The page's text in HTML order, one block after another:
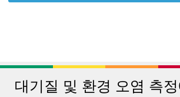
대기질 및 환경 오염 측